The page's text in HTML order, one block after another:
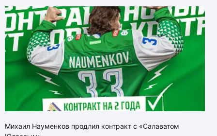
Михаил Науменков продлил контракт с «Салаватом